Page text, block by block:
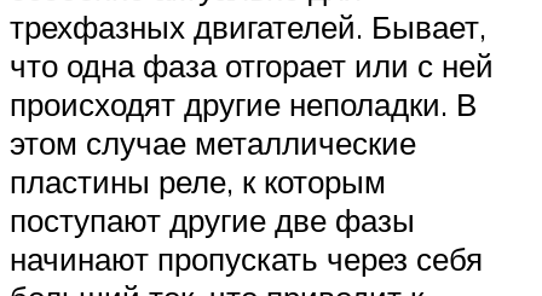
трехфазных двигателей. Бывает,
что одна фаза отгорает или с ней
происходят другие неполадки. В
этом случае металлические
пластины реле, к которым
поступают другие две фазы
начинают пропускать через себя